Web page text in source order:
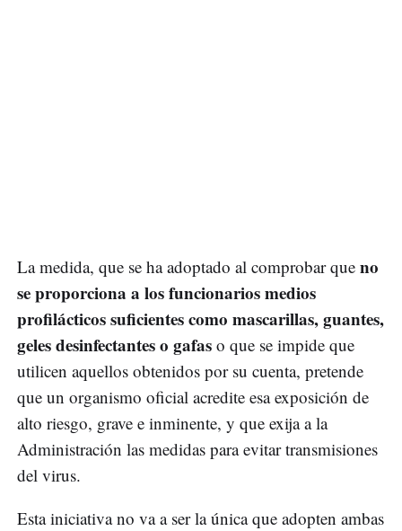
La medida, que se ha adoptado al comprobar que no
se proporciona a los funcionarios medios
profilácticos suficientes como mascarillas, guantes,
geles desinfectantes o gafas o que se impide que
utilicen aquellos obtenidos por su cuenta, pretende
que un organismo oficial acredite esa exposición de
alto riesgo, grave e inminente, y que exija a la
Administración las medidas para evitar transmisiones
del virus.
Esta iniciativa no va a ser la única que adopten ambas